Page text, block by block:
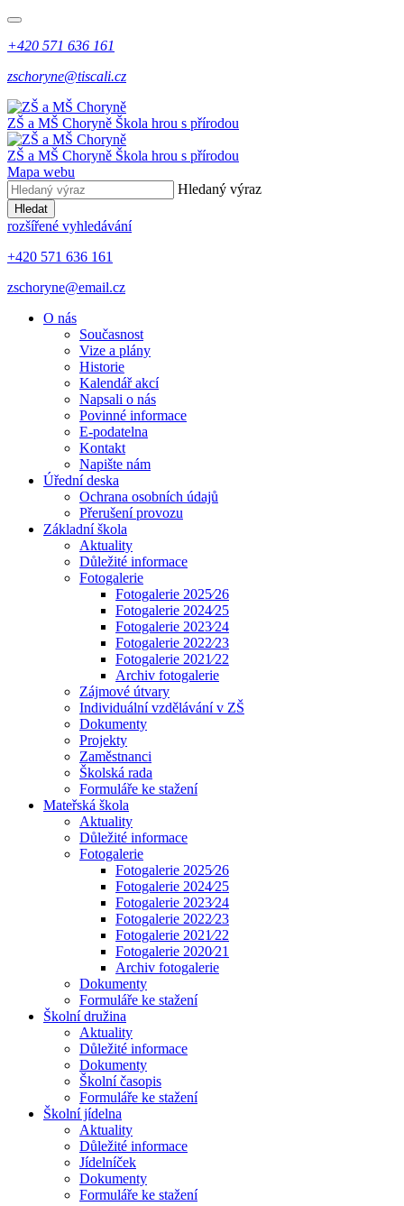
+420 571 636 161
zschoryne@tiscali.cz
ZŠ a MŠ Choryně Škola hrou s přírodou
ZŠ a MŠ Choryně Škola hrou s přírodou
Mapa webu
Hledaný výraz
Hledat
rozšířené vyhledávání
+420 571 636 161
zschoryne@email.cz
O nás
Současnost
Vize a plány
Historie
Kalendář akcí
Napsali o nás
Povinné informace
E-podatelna
Kontakt
Napište nám
Úřední deska
Ochrana osobních údajů
Přerušení provozu
Základní škola
Aktuality
Důležité informace
Fotogalerie
Fotogalerie 2025⁄26
Fotogalerie 2024⁄25
Fotogalerie 2023⁄24
Fotogalerie 2022⁄23
Fotogalerie 2021⁄22
Archiv fotogalerie
Zájmové útvary
Individuální vzdělávání v ZŠ
Dokumenty
Projekty
Zaměstnanci
Školská rada
Formuláře ke stažení
Mateřská škola
Aktuality
Důležité informace
Fotogalerie
Fotogalerie 2025⁄26
Fotogalerie 2024⁄25
Fotogalerie 2023⁄24
Fotogalerie 2022⁄23
Fotogalerie 2021⁄22
Fotogalerie 2020⁄21
Archiv fotogalerie
Dokumenty
Formuláře ke stažení
Školní družina
Aktuality
Důležité informace
Dokumenty
Školní časopis
Formuláře ke stažení
Školní jídelna
Aktuality
Důležité informace
Jídelníček
Dokumenty
Formuláře ke stažení